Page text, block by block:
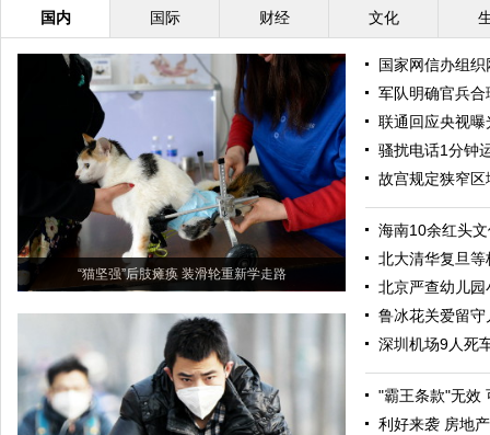
国内 国际 财经 文化
“猫坚强”后肢瘫痪 装滑轮重新学走路
国家网信办组
军队明确官兵合
联通回应央视
骚扰电话1分钟
故宫规定狭窄
海南10余红头
北大清华复旦
北京严查幼儿园
鲁冰花关爱留
深圳机场9人死
"霸王条款"无效
利好来袭 房地